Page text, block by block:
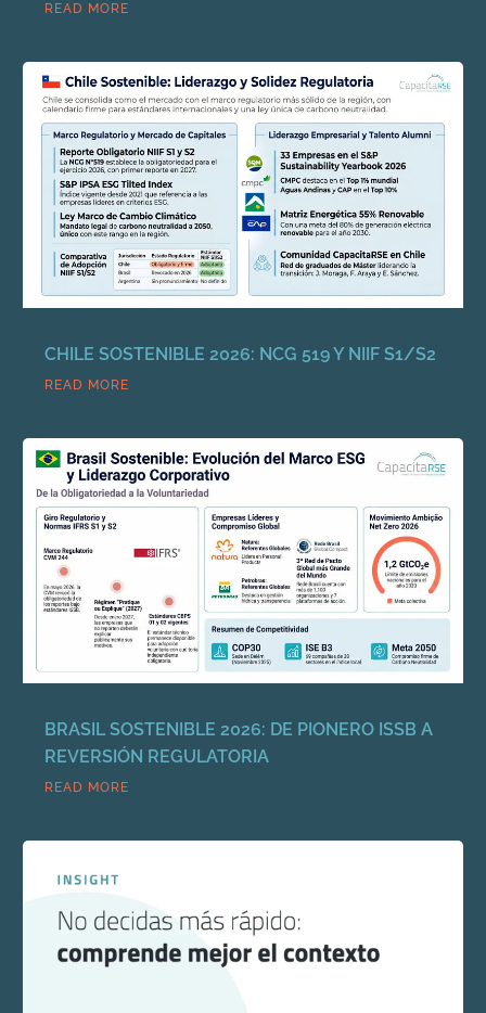
READ MORE
CHILE SOSTENIBLE 2026: NCG 519 Y NIIF S1/S2
READ MORE
BRASIL SOSTENIBLE 2026: DE PIONERO ISSB A
REVERSIÓN REGULATORIA
READ MORE